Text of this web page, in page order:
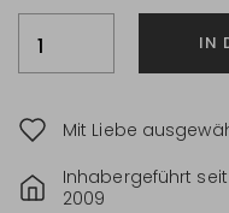
IN
Mit Liebe
Inhabergeführt seit
2009